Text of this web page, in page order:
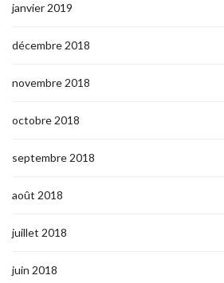
janvier 2019
décembre 2018
novembre 2018
octobre 2018
septembre 2018
août 2018
juillet 2018
juin 2018